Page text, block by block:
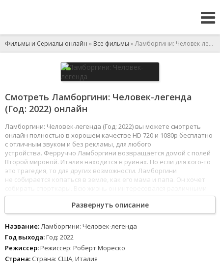
Фильмы и Сериалы онлайн » Все фильмы » Ламборгини: Человек-легенда
Смотреть Ламборгини: Человек-легенда
(Год: 2022) онлайн
Ламборгини: Человек-легенда (Год: 2022) вы можете смотреть
онлайн полностью в хорошем качестве HD 720 и 1080p бесплатно
с отличным звуком и без рекламы, для любого
устройства. Ферруччо Ламборгини возвращается домой с полей
Второй мировой. Италия находится в руинах. Но если для кого-то
это трагедия, то для других возможности. Ламборгини
не собирается копаться в земле, как его мама и папа. Он хочет
механизмами и металлическими конструкциями. Молодой
человек верит в себя, и ему удается построить успешный бизнес
по конструированию тракторов, но свою мечту Ферруччо
не оставляет. Уже во взрослом возрасте Ламборгини собирает
неземной красоты спорткар, надеясь обогнать конкурента
в лице Энцо Феррари.
1234 5 67 8
Развернуть описание
Название:Ламборгини: Человек-легенда
Год выхода:Год: 2022
Режиссер:Режиссер: Роберт Мореско
Страна: Страна: США, Италия